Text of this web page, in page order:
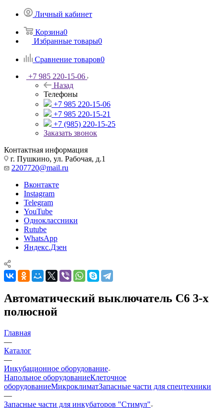
Личный кабинет
Корзина0
Избранные товары0
Сравнение товаров0
+7 985 220-15-06
Назад
Телефоны
+7 985 220-15-06
+7 985 220-15-21
+7 (985) 220-15-25
Заказать звонок
Контактная информация
г. Пушкино, ул. Рабочая, д.1
2207720@mail.ru
Вконтакте
Instagram
Telegram
YouTube
Одноклассники
Rutube
WhatsApp
Яндекс.Дзен
Автоматический выключатель C6 3-х
полюсной
Главная
—
Каталог
—
Инкубационное оборудование
Напольное оборудованиеКлеточное
оборудованиеМикроклиматЗапасные части для спецтехники
—
Запасные части для инкубаторов "Стимул"